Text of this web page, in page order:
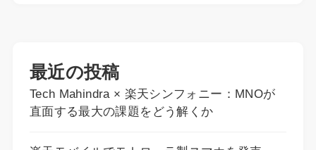
最近の投稿
Tech Mahindra × 楽天シンフォニー：MNOが
直面する最大の課題をどう解くか